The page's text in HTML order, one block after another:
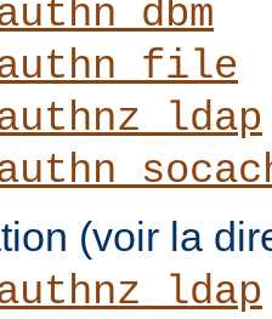
(voir la